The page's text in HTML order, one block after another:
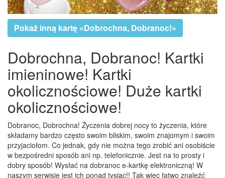
Pokaż inną kartę «Dobrochna, Dobranoc!»
Dobrochna, Dobranoc! Kartki
imieninowe! Kartki
okolicznościowe! Duże kartki
okolicznościowe!
Dobranoc, Dobrochna! Życzenia dobrej nocy to życzenia, które
składamy bardzo często swoim bliskim, swoim znajomym i swoim
przyjaciołom. Co jednak, gdy nie można tego zrobić ani osobiście
w bezpośredni sposób ani np. telefonicznie. Jest na to prosty i
dobry sposób! Wysłać na dobranoc e-kartkę elektroniczną! W
naszym serwisie jest ich ponad tysiąc!! Tak więc łatwo znaleźć